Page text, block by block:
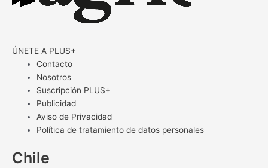
ÚNETE A PLUS+
Contacto
Nosotros
Suscripción PLUS+
Publicidad
Aviso de Privacidad
Política de tratamiento de datos personales
Chile